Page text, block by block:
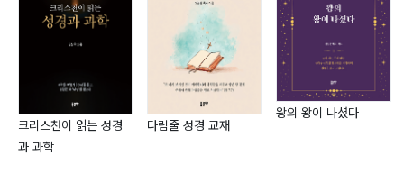
8장 | 내 원대로 마옵소서
40일간 단식 : 소금 뿌려라 | 회개한 죄인 : 무아(無我) |
곤충의 변태 : 바뀌었을 뿐이다 | 원수를 사랑하라 (마
5:43-48) | 사람을 보며 세상을 볼 때 : 부르지 말라 | 죽
을 짓만 하는 사람들 : 독수리처럼 날아가리라
크리스천이 읽는 성경
과 과학
다림줄 성경 교재
왕의 왕이 나셨다